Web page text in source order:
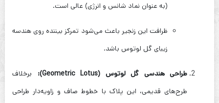
(به عنوان نماد شانس و انرژی) عالی است.
ظرافت این زنجیر باعث می‌شود تمرکز بیننده روی هندسه
زیبای گل لوتوس باشد.
طراحی هندسی گل لوتوس (Geometric Lotus):
برخلاف
طرح‌های قدیمی، این پلاک با خطوط صاف و زاویه‌دار طراحی